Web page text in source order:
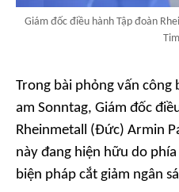
Giám đốc điều hành Tập đoàn
Trong bài phỏng vấn
am Sonntag, Giám đốc
Rheinmetall (Đức) Armin
này đang hiện hữu do phía
biện pháp cắt giảm ngân